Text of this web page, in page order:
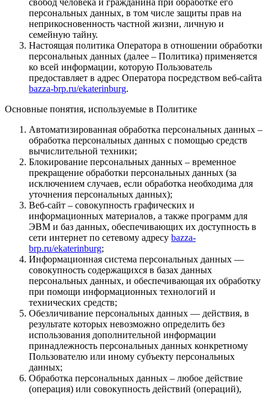
персональных данных, в том числе защиты прав на
неприкосновенность частной жизни, личную и
семейную тайну.
Настоящая политика Оператора в отношении обработки
персональных данных (далее – Политика) применяется
ко всей информации, которую Пользователь
предоставляет в адрес Оператора посредством веб-сайта
bazza-brp.ru/ekaterinburg.
Основные понятия, используемые в Политике
Автоматизированная обработка персональных данных –
обработка персональных данных с помощью средств
вычислительной техники;
Блокирование персональных данных – временное
прекращение обработки персональных данных (за
исключением случаев, если обработка необходима для
уточнения персональных данных);
Веб-сайт – совокупность графических и
информационных материалов, а также программ для
ЭВМ и баз данных, обеспечивающих их доступность в
сети интернет по сетевому адресу bazza-
brp.ru/ekaterinburg;
Информационная система персональных данных —
совокупность содержащихся в базах данных
персональных данных, и обеспечивающая их обработку
при помощи информационных технологий и
технических средств;
Обезличивание персональных данных — действия, в
результате которых невозможно определить без
использования дополнительной информации
принадлежность персональных данных конкретному
Пользователю или иному субъекту персональных
данных;
Обработка персональных данных – любое действие
(операция) или совокупность действий (операций),